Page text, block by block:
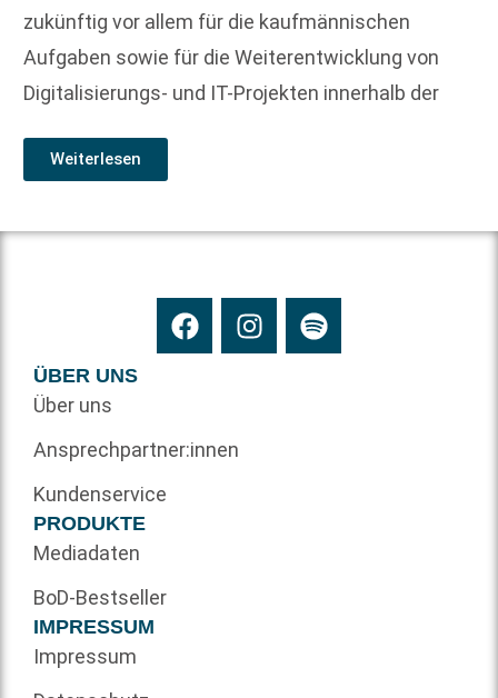
zukünftig vor allem für die kaufmännischen
Aufgaben sowie für die Weiterentwicklung von
Digitalisierungs- und IT-Projekten innerhalb der
Weiterlesen
ÜBER UNS
Über uns
Ansprechpartner:innen
Kundenservice
PRODUKTE
Mediadaten
BoD-Bestseller
IMPRESSUM
Impressum